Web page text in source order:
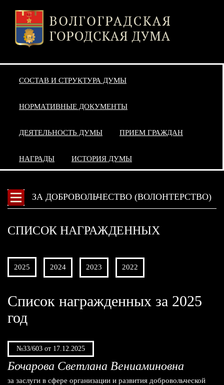
СОСТАВ И СТРУКТУРА ДУМЫ
НОРМАТИВНЫЕ ДОКУМЕНТЫ
ДЕЯТЕЛЬНОСТЬ ДУМЫ ПРИЕМ ГРАЖДАН
НАГРАДЫ ИСТОРИЯ ДУМЫ
ЗА ДОБРОВОЛЬЧЕСТВО (ВОЛОНТЕРСТВО)
СПИСОК НАГРАЖДЕННЫХ
2025 2024 2023 2022
Список награжденных за 2025
год
№33/603 от 17.12.2025
Бочарова Светлана Вениаминовна
за заслуги в сфере организации и развития добровольческой